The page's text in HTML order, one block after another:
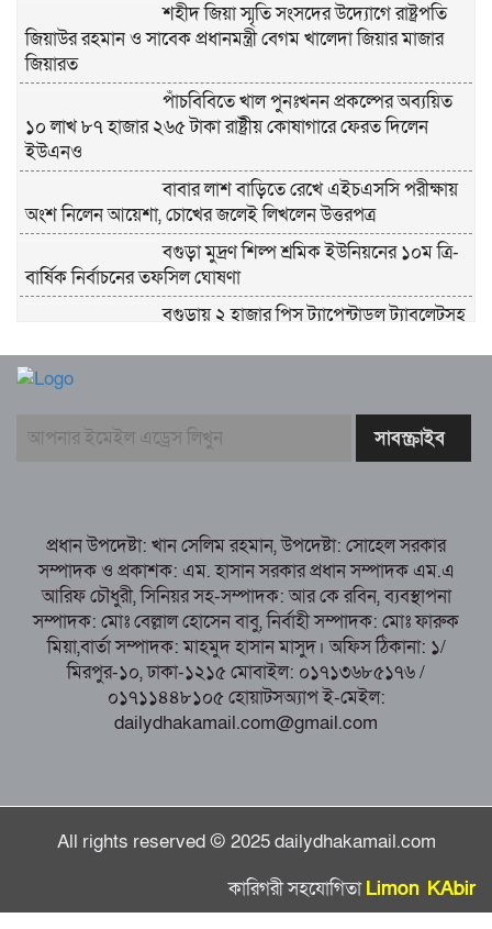
শহীদ জিয়া স্মৃতি সংসদের উদ্যোগে রাষ্ট্রপতি
জিয়াউর রহমান ও সাবেক প্রধানমন্ত্রী বেগম খালেদা জিয়ার মাজার
জিয়ারত
পাঁচবিবিতে খাল পুনঃখনন প্রকল্পের অব্যয়িত
১০ লাখ ৮৭ হাজার ২৬৫ টাকা রাষ্ট্রীয় কোষাগারে ফেরত দিলেন
ইউএনও
বাবার লাশ বাড়িতে রেখে এইচএসসি পরীক্ষায়
অংশ নিলেন আয়েশা, চোখের জলেই লিখলেন উত্তরপত্র
বগুড়া মুদ্রণ শিল্প শ্রমিক ইউনিয়নের ১০ম ত্রি-
বার্ষিক নির্বাচনের তফসিল ঘোষণা
বগুড়ায় ২ হাজার পিস ট্যাপেন্টাডল ট্যাবলেটসহ
নরসিংদীর শিবপুরে তিনটি গরুকে বিষ খাইয়ে
সামলাচ্ছেন একাধিক গুরুত্বপূর্ণ দায়িত্ব, প্রশংসায় মুখর এলাকাবাসী
বগুড়া মুদ্রণ শিল্প শ্রমিক ইউনিয়নের নির্বাচন
পরিচালনা কমিটির প্রস্তুতি সভা অনুষ্ঠিত
প্রধান উপদেষ্টা: খান সেলিম রহমান, উপদেষ্টা: সোহেল সরকার
সম্পাদক ও প্রকাশক: এম. হাসান সরকার প্রধান সম্পাদক এম.এ
আরিফ চৌধুরী, সিনিয়র সহ-সম্পাদক: আর কে রবিন, ব্যবস্থাপনা
সম্পাদক: মোঃ বেল্লাল হোসেন বাবু, নির্বাহী সম্পাদক: মোঃ ফারুক
মিয়া,বার্তা সম্পাদক: মাহমুদ হাসান মাসুদ। অফিস ঠিকানা: ১/
মিরপুর-১০, ঢাকা-১২১৫ মোবাইল: ০১৭১৩৬৮৫১৭৬ /
০১৭১১৪৪৮১০৫ হোয়াটসঅ্যাপ ই-মেইল:
dailydhakamail.com@gmail.com
All rights reserved © 2025 dailydhakamail.com
কারিগরী সহযোগিতাLimon KAbir